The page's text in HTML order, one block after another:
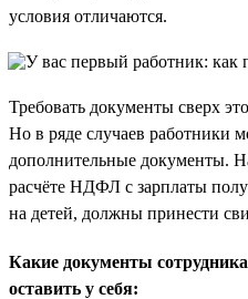
условия отличаются.
Требовать документы сверх
Но в ряде случаев работники
дополнительные документы.
расчёте НДФЛ с зарплаты
на детей, должны принести
Какие документы
оставить у себя: